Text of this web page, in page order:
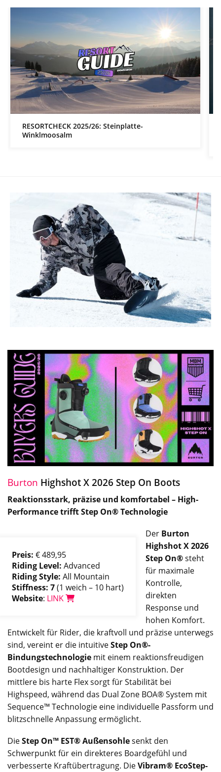
RESORTCHECK 2025/26: Steinplatte-
Winklmoosalm
Burton Highshot X 2026 Step On Boots
Reaktionsstark, präzise und komfortabel – High-
Performance trifft Step On® Technologie
Preis: € 489,95
Riding Level: Advanced
Riding Style: All Mountain
Stiffness: 7(1 weich – 10 hart)
Website: LINK
Der Burton
Highshot X 2026
Step On®steht
für maximale
Kontrolle,
direkten
Response und
hohen Komfort.
Entwickelt für Rider, die kraftvoll und präzise unterwegs
sind, vereint er die intuitiveStep On®-
Bindungstechnologie mit einem reaktionsfreudigen
Bootdesign und nachhaltiger Konstruktion. Der
mittlere bis harte Flex sorgt für Stabilität bei
Highspeed, während das Dual Zone BOA® System mit
Sequence™ Technologie eine individuelle Passform und
blitzschnelle Anpassung ermöglicht.
DieStep On™ EST® Außensohlesenkt den
Schwerpunkt für ein direkteres Boardgefühl und
verbesserte Kraftübertragung. DieVibram® EcoStep-